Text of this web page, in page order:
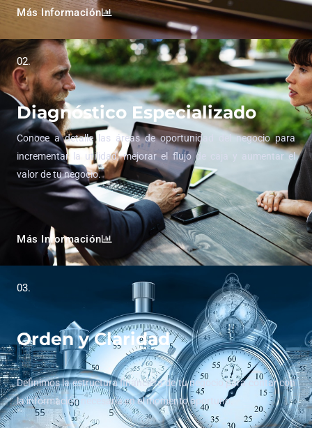
Más Información
02.
Diagnóstico Especializado
Conoce a detalle las áreas de oportunidad del negocio para
incrementar la utilidad, mejorar el flujo de caja y aumentar el
valor de tu negocio.
Más Información
03.
Orden y Claridad
Definimos la estructura financiera de tu negocio para contar con
la información necesaria en el momento oportuno.